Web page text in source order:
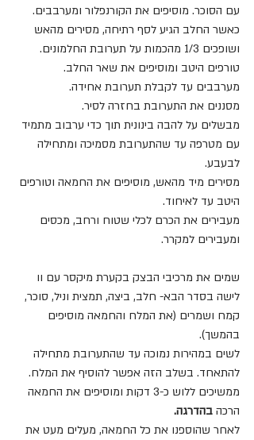
עם הסוכר. מוסיפים את הקורנפלור ומערבבים.
כאשר החלב הגיע לסף רתיחה, מסירים מהאש
ושופכים 1/3 מהכמות על תערובת החלמונים.
טורפים היטב ומוסיפים את שאר החלב.
מערבבים עד לקבלת תערובת אחידה.
מסננים את התערובת בחזרה לסיר.
מבשלים על להבה בינונית תוך כדי ערבוב מתמיד
עם מטרפה עד שהתערובת מסמיכה ומתחילה
לבעבע.
מסירים מיד מהאש, מוסיפים את החמאה וטורפים
היטב עד לאיחוד.
מעבירים את הכרם לכלי שטוח ורחב, מכסים
ומעבירים למקרר.
שמים את מרכיבי הבצק בקערת מיקסר עם וו
לישה בסדר הבא- חלב, ביצה, תמצית וניל, סוכר,
קמח ושמרים (את המלח והחמאה מוסיפים
בהמשך).
לשים במהירות נמוכה עד שהתערובת מתחילה
להתאחד. בשלב הזה אפשר להוסיף את המלח.
ממשיכים ללוש כ-3 דקות ומוסיפים את החמאה
הרכה בהדרגה.
לאחר שהוספנו את כל החמאה, מעלים מעט את